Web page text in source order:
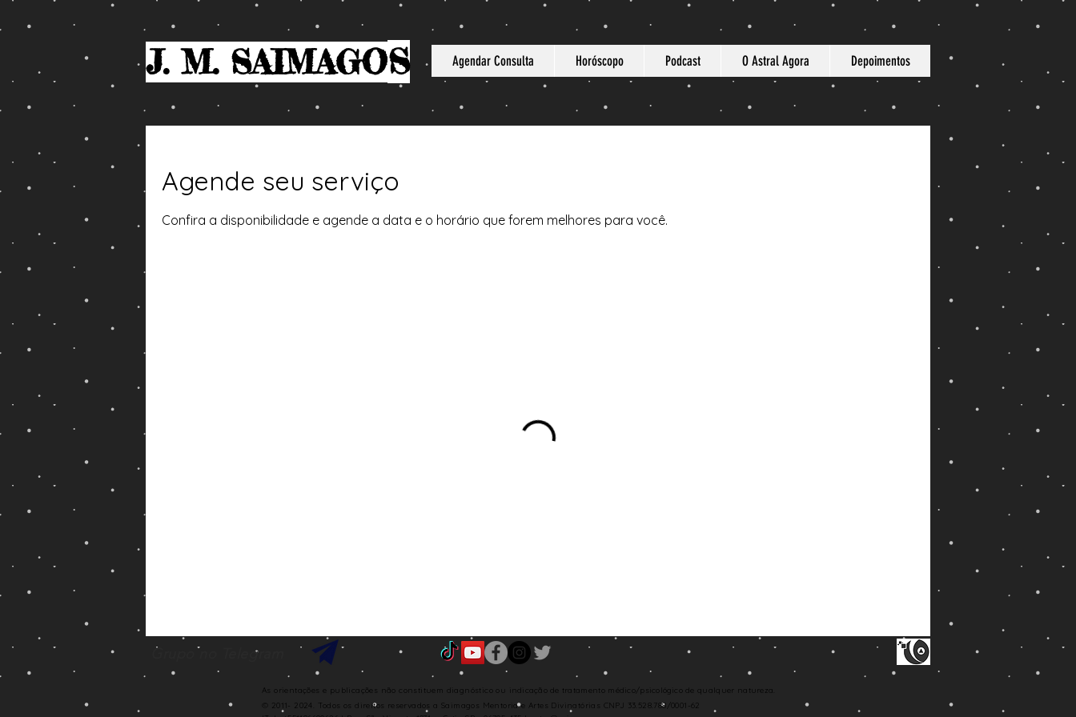
J. M. SAIMAGOS Agendar Consulta Horóscopo Podcast O Astral Agora Depoimentos
Agende seu serviço
Confira a disponibilidade e agende a data e o horário que forem melhores para você.
Grupo no Telegram
As orientações e publicações não constituem diagnóstico ou indicação de tratamento médico/ psicológico
de qualquer natureza.
© 2011- 2024. Todos os direitos reservados a Saimagos Mentoria e Artes Divinatórias CNPJ 33.528.788/0001-62